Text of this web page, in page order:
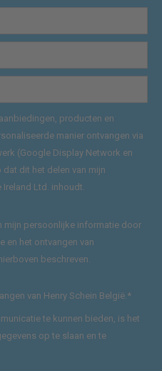
producten en
manier ontvangen via
(Google Display Network en
dit het delen van mijn
Ltd. inhoudt.
mijn persoonlijke informatie door
en het ontvangen van
beschreven.
van Henry Schein België.*
te kunnen bieden, is het
op te slaan en te